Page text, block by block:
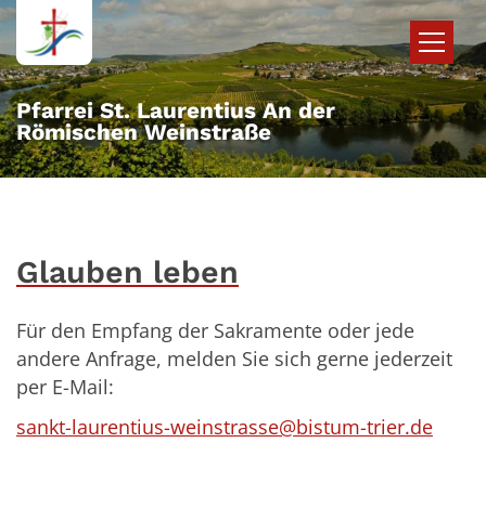
Zum Inhalt springen
Pfarrei St. Laurentius An der
Römischen Weinstraße
Glauben leben
Für den Empfang der Sakramente oder jede
andere Anfrage, melden Sie sich gerne jederzeit
per E-Mail:
sankt-laurentius-weinstrasse@bistum-trier.de